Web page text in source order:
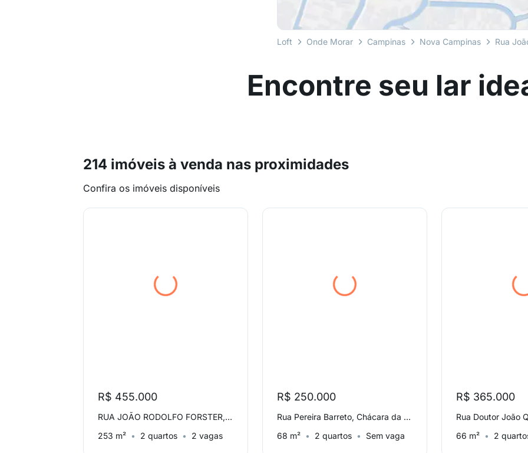
Loft Onde Morar Campinas Nova Campinas Rua
Encontre seu lar
214 imóveis à venda nas proximidades
Confira os imóveis disponíveis
R$ 455.000
RUA JOÃO RODOLFO FORSTER, Jardim Boa Esperança
253 m²
2 quartos 2 vagas
R$ 250.000
Rua Pereira Barreto, Chácara da Barra
68 m²
2 quartos Sem vaga
R$ 365.000
66 m² 2